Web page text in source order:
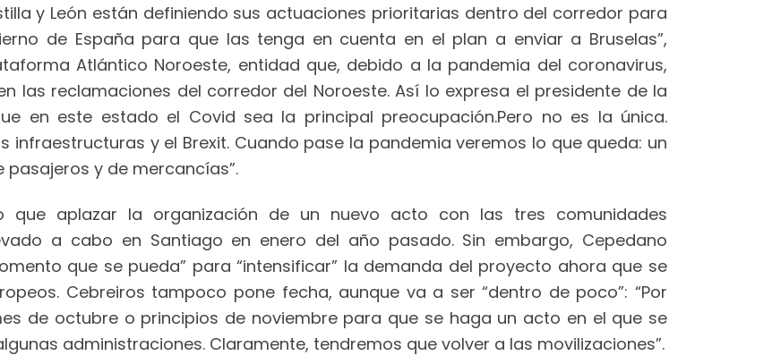
y León están definiendo sus actuaciones prioritarias dentro del corredor para
de España para que las tenga en cuenta en el plan a enviar a Bruselas”,
Atlántico Noroeste, entidad que, debido a la pandemia del coronavirus,
las reclamaciones del corredor del Noroeste. Así lo expresa el presidente de la
en este estado el Covid sea la principal preocupación.Pero no es la única.
infraestructuras y el Brexit. Cuando pase la pandemia veremos lo que queda: un
y de mercancías”.
que aplazar la organización de un nuevo acto con las tres comunidades
a cabo en Santiago en enero del año pasado. Sin embargo, Cepedano
que se pueda” para “intensificar” la demanda del proyecto ahora que se
Cebreiros tampoco pone fecha, aunque va a ser “dentro de poco”: “Por
de octubre o principios de noviembre para que se haga un acto en el que se
administraciones. Claramente, tendremos que volver a las movilizaciones”.